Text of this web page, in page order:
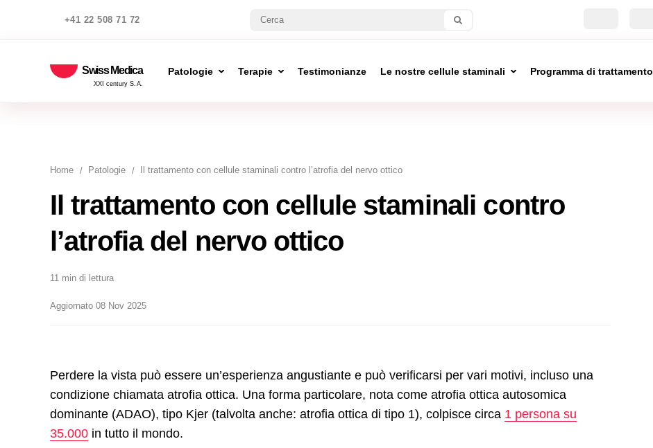
+41 22 508 71 72
Swiss Medica
XXI century S.A.
Patologie Terapie Testimonianze Le nostre cellule staminali Programma di trattamento
Home Patologie Il trattamento con cellule staminali contro l’atrofia del nervo ottico
Il trattamento con cellule staminali contro
l’atrofia del nervo ottico
11 min di lettura
Aggiornato 08 Nov 2025
Perdere la vista può essere un’esperienza angustiante e può verificarsi per vari motivi, incluso una
condizione chiamata atrofia ottica. Una forma particolare, nota come atrofia ottica autosomica
dominante (ADAO), tipo Kjer (talvolta anche: atrofia ottica di tipo 1), colpisce circa 1 persona su
35.000 in tutto il mondo.